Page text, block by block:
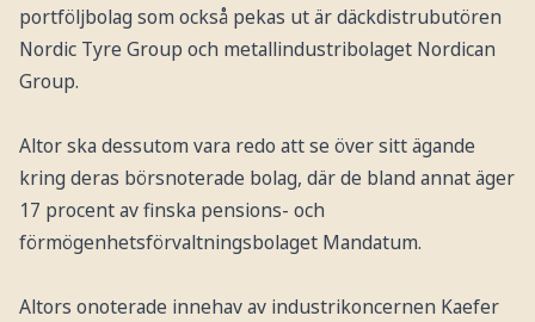
portföljbolag som också pekas ut är däckdistrubutören
Nordic Tyre Group och metallindustribolaget Nordican
Group.
Altor ska dessutom vara redo att se över sitt ägande
kring deras börsnoterade bolag, där de bland annat äger
17 procent av finska pensions- och
förmögenhetsförvaltningsbolaget Mandatum.
Altors onoterade innehav av industrikoncernen Kaefer